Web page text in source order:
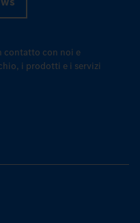
contatto con noi e
i prodotti e i servizi